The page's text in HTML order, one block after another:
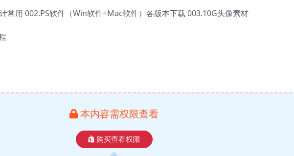
常用 002.PS软件（Win软件+Mac软件）各版本下载 003.10G头像素材
本内容需权限查看
购买查看权限